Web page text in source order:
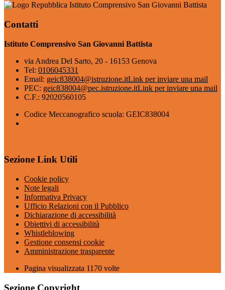
Istituto Comprensivo San Giovanni Battista
Contatti
Istituto Comprensivo San Giovanni Battista
via Andrea Del Sarto, 20 - 16153 Genova
Tel: 0106045331
Email: geic838004@istruzione.itLink per inviare una mail
PEC: geic838004@pec.istruzione.itLink per inviare una mail
C.F.: 92020560105
Codice Meccanografico scuola: GEIC838004
Sezione Link Utili
Cookie policy
Note legali
Informativa Privacy
Ufficio Relazioni con il Pubblico
Dichiarazione di accessibilità
Obiettivi di accessibilità
Whistleblowing
Gestione consensi cookie
Amministrazione trasparente
Pagina visualizzata 1170 volte
Sezione Copyright